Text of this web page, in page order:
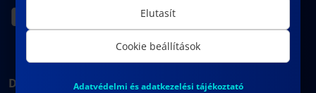
DÉKÁNI HIVATAL
Elutasít
Cookie beállítások
Adatvédelmi és adatkezelési tájékoztató